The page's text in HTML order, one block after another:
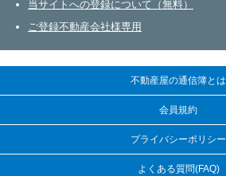
当サイトへの登録について（無料）
ご登録不動産会社様専用
不動産屋の通信簿とは
会員規約
プライバシーポリシー
よくある質問(FAQ)